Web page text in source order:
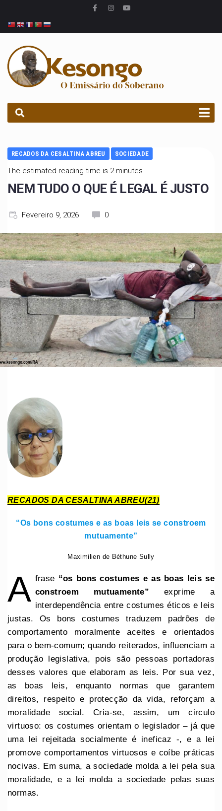
RECADOS DA CESALTINA ABREU SOCIEDADE
The estimated reading time is 2 minutes
NEM TUDO O QUE É LEGAL É JUSTO
Fevereiro 9, 2026 0
RECADOS DA CESALTINA ABREU(21)
“Os bons costumes e as boas leis se constroem
mutuamente”
Maximilien de Béthune Sully
A frase “os bons costumes e as boas leis se
constroem mutuamente” exprime a
interdependência entre costumes éticos e leis
justas. Os bons costumes traduzem padrões de
comportamento moralmente aceites e orientados
para o bem-comum; quando reiterados, influenciam a
produção legislativa, pois são pessoas portadoras
desses valores que elaboram as leis. Por sua vez,
as boas leis, enquanto normas que garantem
direitos, respeito e protecção da vida, reforçam a
moralidade social. Cria-se, assim, um circulo
virtuoso: os costumes orientam o legislador – já que
uma lei rejeitada socialmente é ineficaz -, e a lei
promove comportamentos virtuosos e coíbe práticas
nocivas. Em suma, a sociedade molda a lei pela sua
moralidade, e a lei molda a sociedade pelas suas
normas.
PROCURAR